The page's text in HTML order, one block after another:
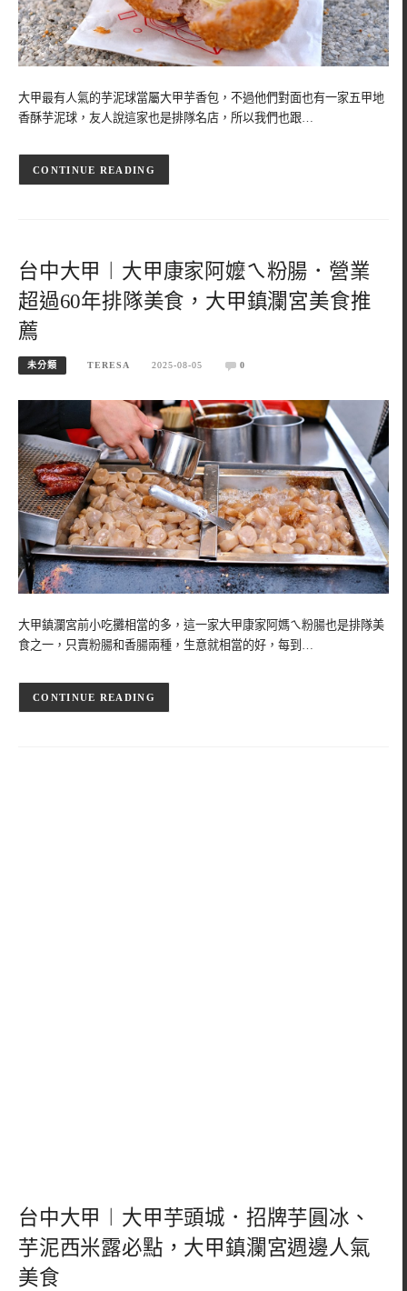
大甲最有人氣的芋泥球當屬大甲芋香包，不過他們對面也有一家五甲地
香酥芋泥球，友人說這家也是排隊名店，所以我們也跟…
CONTINUE READING
台中大甲︱大甲康家阿嬤ㄟ粉腸．營業
超過60年排隊美食，大甲鎮瀾宮美食推
薦
未分類 TERESA 2025-08-05 0
大甲鎮瀾宮前小吃攤相當的多，這一家大甲康家阿媽ㄟ粉腸也是排隊美
食之一，只賣粉腸和香腸兩種，生意就相當的好，每到…
CONTINUE READING
台中大甲︱大甲芋頭城．招牌芋圓冰、
芋泥西米露必點，大甲鎮瀾宮週邊人氣
美食